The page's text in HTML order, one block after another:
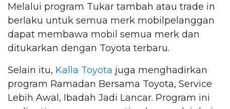
Melalui program Tukar tambah atau trade in
berlaku untuk semua merk mobilpelanggan
dapat membawa mobil semua merk dan
ditukarkan dengan Toyota terbaru.
Selain itu, Kalla Toyota juga menghadirkan
program Ramadan Bersama Toyota, Service
Lebih Awal, Ibadah Jadi Lancar. Program ini